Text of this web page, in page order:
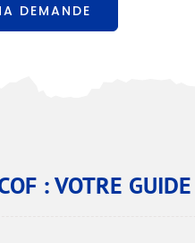
DEMANDE
: VOTRE